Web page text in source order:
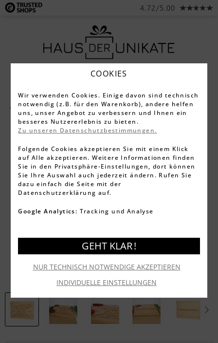
4.72/5.00
Alle Produkte Schneidebretter
COOKIES
Wir verwenden Cookies. Einige davon sind technisch
notwendig (z.B. für den Warenkorb), andere helfen
uns, unser Angebot zu verbessern und Ihnen ein
besseres Nutzererlebnis zu bieten.
Zu unseren Datenschutzbestimmungen.
Folgende Cookies akzeptieren Sie mit einem Klick
auf Alle akzeptieren. Weitere Informationen finden
Sie in den Privatsphäre-Einstellungen, dort können
Sie Ihre Auswahl auch jederzeit ändern. Rufen Sie
dazu einfach die Seite mit der
Datenschutzerklärung auf.
Google Analytics: Tracking und Analyse
INDIVIDUELLE EINSTELLUNGEN
NUR TECHNISCH NOTWENDIGE AKZEPTIEREN
GEHT KLAR !